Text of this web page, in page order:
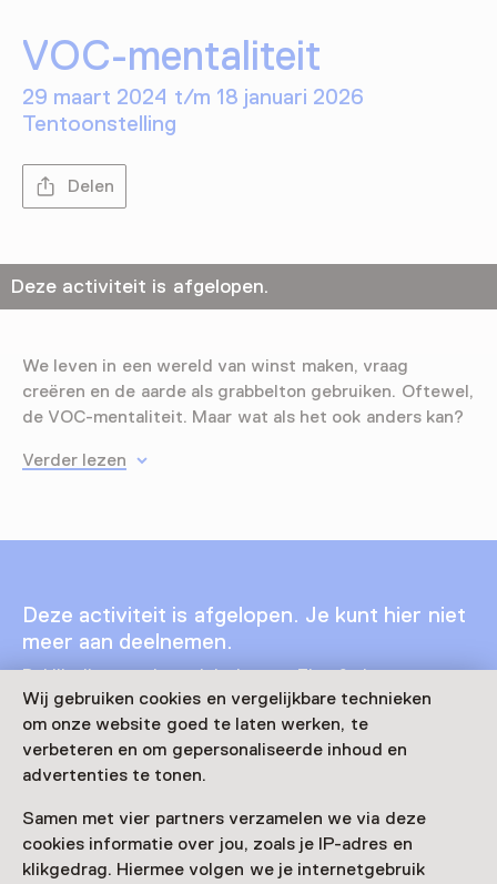
Wij gebruiken cookies en vergelijkbare technieken
om onze website goed te laten werken, te
verbeteren en om gepersonaliseerde inhoud en
advertenties te tonen.
Samen met vier partners verzamelen we via deze
cookies informatie over jou, zoals je IP-adres en
klikgedrag. Hiermee volgen we je internetgebruik
VOC-mentaliteit
29 maart 2024 t/m 18 januari 2026
Tentoonstelling
Delen
Deze activiteit is afgelopen.
We leven in een wereld van winst maken, vraag
creëren en de aarde als grabbelton gebruiken. Oftewel,
de VOC-mentaliteit. Maar wat als het ook anders kan?
Verder lezen
Deze activiteit is afgelopen. Je kunt hier niet
meer aan deelnemen.
Bekijk alle actuele activiteiten opZien & doen
Datum & tijd
29 maart 2024 t/m 18 januari 2026
Toon beschikbaarheid
Locatie